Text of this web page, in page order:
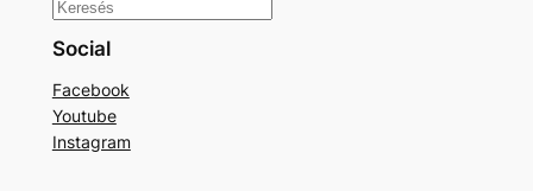
K
e
e
s
Social
Facebook
Youtube
Instagram